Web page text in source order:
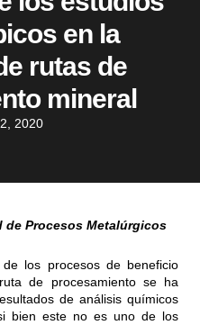
en la
rutas de
mineral
2020
de Procesos Metalúrgicos
los procesos de beneficio
de procesamiento se ha
de análisis químicos
bien este no es uno de los